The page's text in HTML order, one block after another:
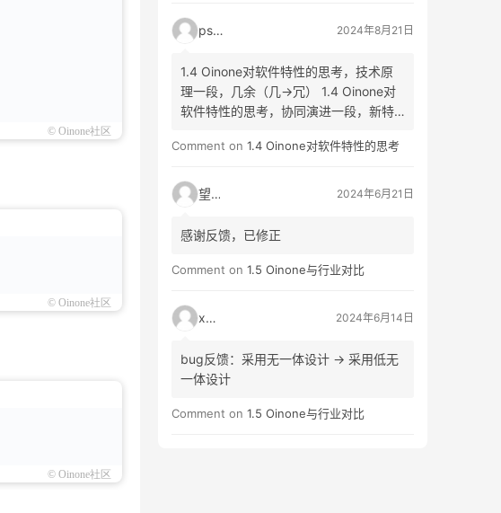
© Oinone社区
© Oinone社区
© Oinone社区
psyy 2024年8月21日
1.4 Oinone对软件特性的思考，技术原
理一段，几余（几->冗） 1.4 Oinone对
软件特性的思考，协同演进一段，新特
Comment on 1.4 Oinone对软件特性的思考
望闲 2024年6月21日
感谢反馈，已修正
Comment on 1.5 Oinone与行业对比
xinf 2024年6月14日
bug反馈：采用无一体设计 -> 采用低无
一体设计
Comment on 1.5 Oinone与行业对比